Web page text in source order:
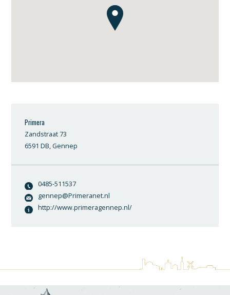
Primera
Zandstraat 73
6591 DB, Gennep
0485-511537
gennep@Primeranet.nl
http://www.primeragennep.nl/